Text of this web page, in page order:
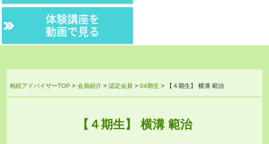
体験講座を
動画で見る
相続アドバイザーTOP >会員紹介 >認定会員 >04期生 > 【４期生】 横溝 範治
【４期生】 横溝 範治